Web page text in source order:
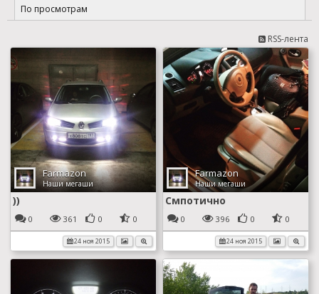
По просмотрам
RSS-лента
Farmazon
Наши мегаши
))
0 361 0 0
24 ноя 2015
Farmazon
Наши мегаши
Смпотично
0 396 0 0
24 ноя 2015